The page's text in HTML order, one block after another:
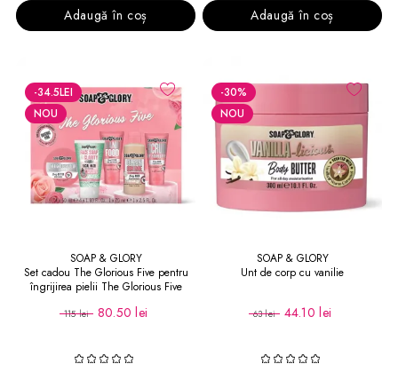
Adaugă în coș
Adaugă în coș
-34.5LEI
NOU
SOAP & GLORY
Set cadou The Glorious Five pentru
îngrijirea pielii The Glorious Five
115 lei 80.50 lei
-30%
NOU
SOAP & GLORY
Unt de corp cu vanilie
63 lei 44.10 lei